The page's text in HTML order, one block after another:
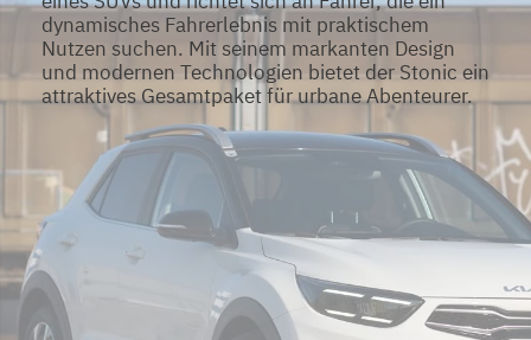
dynamisches Fahrerlebnis mit praktischem
Nutzen suchen. Mit seinem markanten Design
und modernen Technologien bietet der Stonic ein
attraktives Gesamtpaket für urbane Abenteurer.